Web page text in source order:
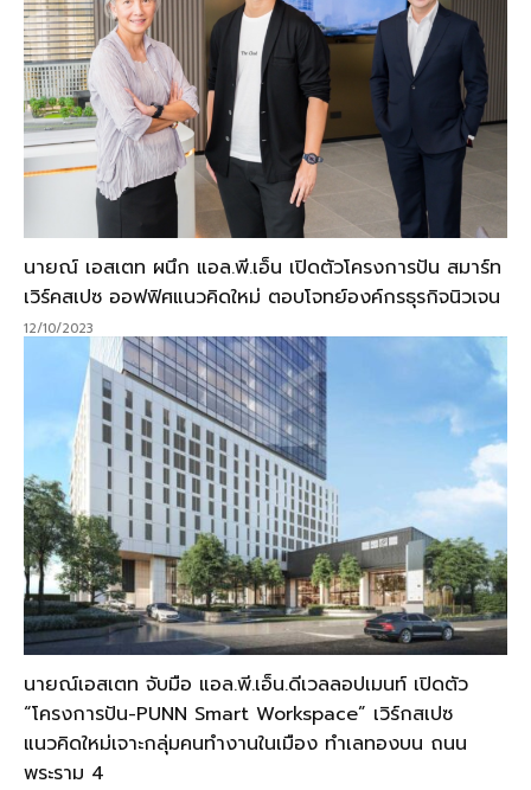
นายณ์ เอสเตท ผนึก แอล.พี.เอ็น เปิดตัวโครงการปัน สมาร์ท
เวิร์คสเปซ ออฟฟิศแนวคิดใหม่ ตอบโจทย์องค์กรธุรกิจนิวเจน
12/10/2023
นายณ์เอสเตท จับมือ แอล.พี.เอ็น.ดีเวลลอปเมนท์ เปิดตัว
“โครงการปัน-PUNN Smart Workspace” เวิร์กสเปซ
แนวคิดใหม่เจาะกลุ่มคนทำงานในเมือง ทำเลทองบน ถนน
พระราม 4